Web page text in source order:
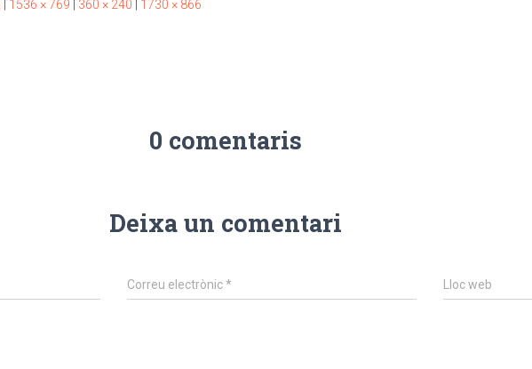
1536 × 769 360 × 240 1730 × 866
0 comentaris
Deixa un comentari
Correu electrònic* Lloc web